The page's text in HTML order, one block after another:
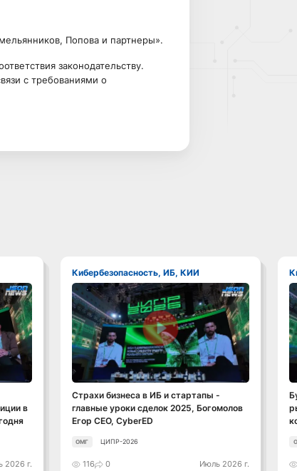
Попова и партнеры».
законодательству.
с требованиями о
в
2026 г.
Кибербезопасность, ИБ, КИИ
Смотреть видео
Страхи бизнеса в ИБ и стартапы -
главные уроки сделок 2025, Богомолов
Егор CEO, CyberED
ОМГ ЦИПР-2026
116 0 Июль 2026 г.